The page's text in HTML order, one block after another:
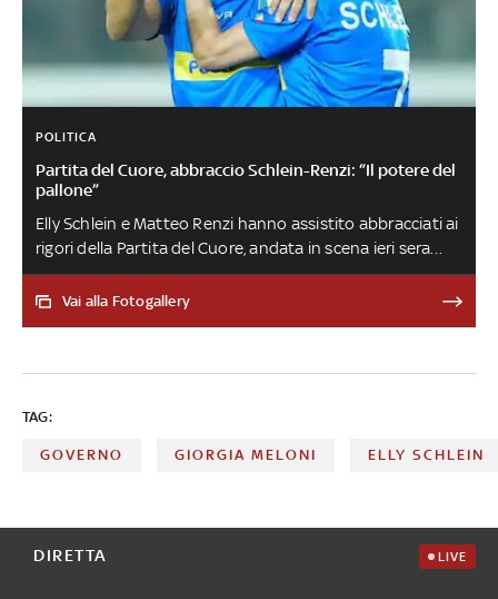
POLITICA
Partita del Cuore, abbraccio Schlein-Renzi: “Il potere del
pallone”
Elly Schlein e Matteo Renzi hanno assistito abbracciati ai
rigori della Partita del Cuore, andata in scena ieri sera
all’Aquila, tra una selezione di politici e una di cantanti
che ha visto prevalere la prima proprio ai tiri dal
Vai alla Fotogallery
TAG:
GOVERNO GIORGIA MELONI ELLY SCHLEIN
DIRETTA LIVE